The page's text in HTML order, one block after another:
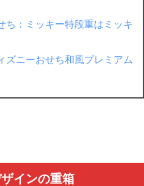
ち：ミッキー特段重はミッキ
ズニーおせち和風プレミアム
インの重箱